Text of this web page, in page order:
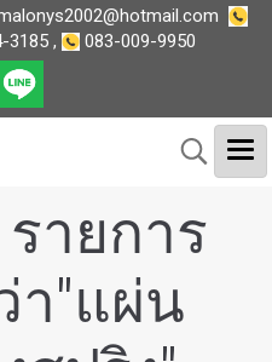
3185, 083-009-9950
ายการ
า"แผ่น